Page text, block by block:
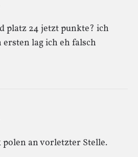
platz 24 jetzt punkte? ich
lag ich eh falsch
polen an vorletzter Stelle.